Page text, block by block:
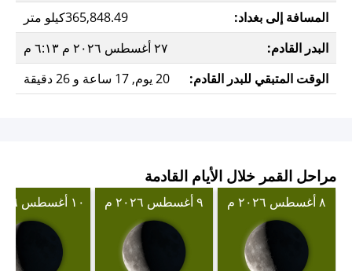
المسافة إلى بغداد:
365,848.49كيلو متر
البدر القادم:
٢٧ أغسطس ٢٠٢٦ م ٦:١٣ م
الوقت المتبقي للبدر القادم:
20 يوم, 17 ساعة و 26 دقيقة
مراحل القمر خلال الأيام القادمة
٨ أغسطس ٢٠٢٦ م ٩ أغسطس ٢٠٢٦ م ١٠ أغسطس ٢٠٢٦ م